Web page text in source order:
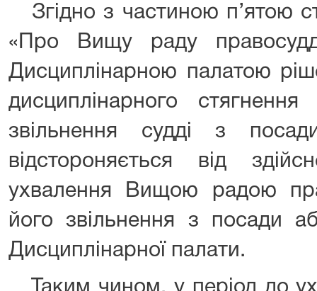
Згідно з частиною п’ятою
«Про Вищу раду
Дисциплінарною палатою
дисциплінарного
звільнення судді з
відстороняється від
ухвалення Вищою радою
його звільнення з посади
Дисциплінарної палати.